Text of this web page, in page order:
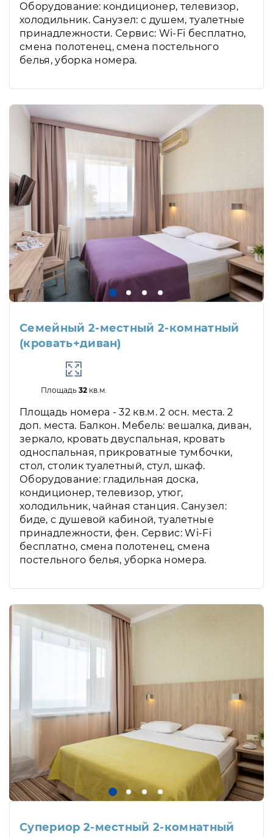
Оборудование: кондиционер, телевизор,
холодильник. Санузел: с душем, туалетные
принадлежности. Сервис: Wi-Fi бесплатно,
смена полотенец, смена постельного
белья, уборка номера.
Семейный 2-местный 2-комнатный
(кровать+диван)
Площадь 32кв.м.
Площадь номера - 32 кв.м. 2 осн. места. 2
доп. места. Балкон. Мебель: вешалка, диван,
зеркало, кровать двуспальная, кровать
односпальная, прикроватные тумбочки,
стол, столик туалетный, стул, шкаф.
Оборудование: гладильная доска,
кондиционер, телевизор, утюг,
холодильник, чайная станция. Санузел:
биде, с душевой кабиной, туалетные
принадлежности, фен. Сервис: Wi-Fi
бесплатно, смена полотенец, смена
постельного белья, уборка номера.
Супериор 2-местный 2-комнатный